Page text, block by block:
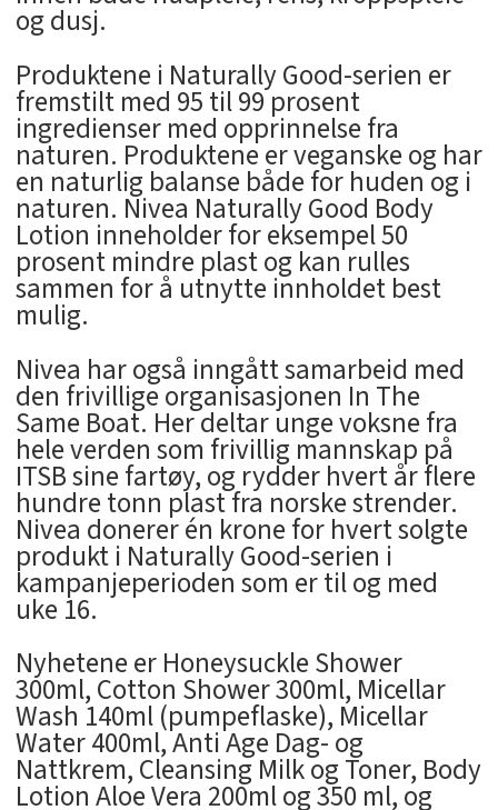
og dusj.
Produktene i Naturally Good-serien er
fremstilt med 95 til 99 prosent
ingredienser med opprinnelse fra
naturen. Produktene er veganske og har
en naturlig balanse både for huden og i
naturen. Nivea Naturally Good Body
Lotion inneholder for eksempel 50
prosent mindre plast og kan rulles
sammen for å utnytte innholdet best
mulig.
Nivea har også inngått samarbeid med
den frivillige organisasjonen In The
Same Boat. Her deltar unge voksne fra
hele verden som frivillig mannskap på
ITSB sine fartøy, og rydder hvert år flere
hundre tonn plast fra norske strender.
Nivea donerer én krone for hvert solgte
produkt i Naturally Good-serien i
kampanjeperioden som er til og med
uke 16.
Nyhetene er Honeysuckle Shower
300ml, Cotton Shower 300ml, Micellar
Wash 140ml (pumpeflaske), Micellar
Water 400ml, Anti Age Dag- og
Nattkrem, Cleansing Milk og Toner, Body
Lotion Aloe Vera 200ml og 350 ml, og